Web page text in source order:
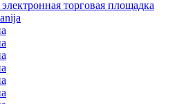
торговая площадка